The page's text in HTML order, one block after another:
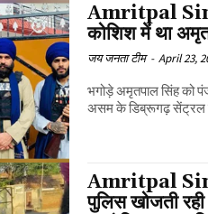
Amritpal
कोशिश में था
जय जनता टीम - April 23,
भगोड़े अमृतपाल सिंह को
असम के डिब्रूगढ़ सेंट्रल
Amritpal
पुलिस खोजती